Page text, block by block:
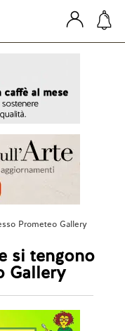
Prometeo Gallery
si tengono
Gallery